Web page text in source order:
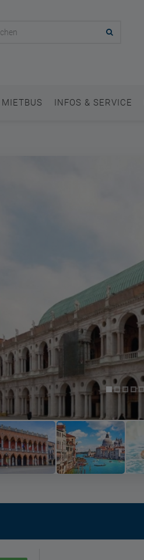
MIETBUS INFOS & SERVICE